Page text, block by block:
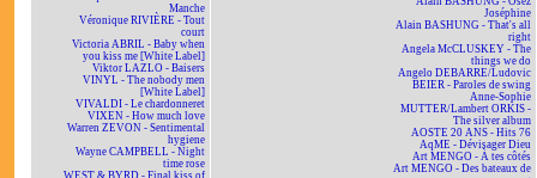
Manche
Véronique RIVIÈRE - Tout
court
Victoria ABRIL - Baby when
you kiss me [White Label]
Viktor LAZLO - Baisers
VINYL - The nobody men
[White Label]
VIVALDI - Le chardonneret
VIXEN - How much love
Warren ZEVON - Sentimental
hygiene
Wayne CAMPBELL - Night
time rose
WEST & BYRD - Final kiss of
Joséphine
Alain BASHUNG - That's all
right
Angela McCLUSKEY - The
things we do
Angelo DEBARRE/Ludovic
BEIER - Paroles de swing
Anne-Sophie
MUTTER/Lambert ORKIS -
The silver album
AOSTE 20 ANS - Hits 76
AqME - Dévisager Dieu
Art MENGO - À tes côtés
Art MENGO - Des bateaux de